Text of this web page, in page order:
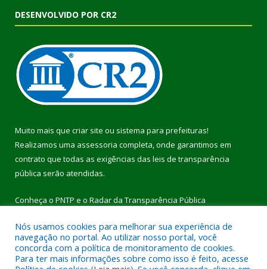
DESENVOLVIDO POR CR2
Muito mais que criar site ou sistema para prefeituras!
Realizamos uma assessoria completa, onde garantimos em
contrato que todas as exigências das leis de transparência
pública serão atendidas.
Conheça o PNTP e o Radar da Transparência Pública
Todos os direitos reservados a Prefeitura Municipal de Pau
Nós usamos cookies para melhorar sua experiência de
navegação no portal. Ao utilizar nosso portal, você
concorda com a política de monitoramento de cookies.
Para ter mais informações sobre como isso é feito, acesse